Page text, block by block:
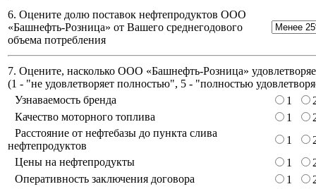
6. Оцените долю поставок нефтепродуктов ООО
«Башнефть-Розница» от Вашего среднегодового
объема потребления
7. Оцените, насколько ООО «Башнефть-Розница»
(1 - "не удовлетворяет полностью", 5 - "полностью
Узнаваемость бренда
1
Качество моторного топлива
1
Расстояние от нефтебазы до пункта слива
нефтепродуктов
1
Цены на нефтепродукты
1
Оперативность заключения договора
1